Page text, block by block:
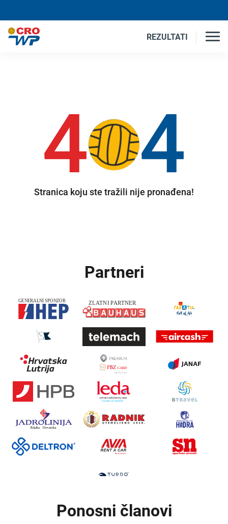
REZULTATI
4 4
Stranica koju ste tražili nije pronađena!
Partneri
Ponosni članovi